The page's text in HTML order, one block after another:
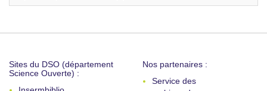
Sites du DSO (département
Science Ouverte) :
Nos partenaires :
Service des